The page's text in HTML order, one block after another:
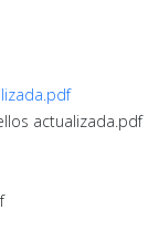
actualizada.pdf